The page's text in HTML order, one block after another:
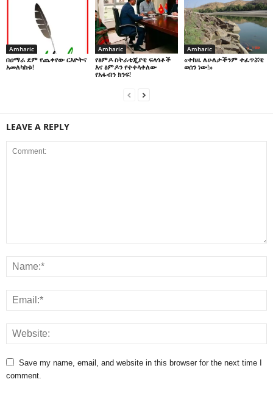
Amharic
በዐማራ ደም የጨቀየው ርእዮትና
አመለካከቱ!
Amharic
የፅምዶ ስትራቴጂያዊ ፍላጎቶች
እና ፅምዶን የተቀላቀለው
የአፋብን ክንፍ!
Amharic
«ተከዜ ለሁለታችንም ተፈጥሯዊ
ወሰን ነው!»
LEAVE A REPLY
Save my name, email, and website in this browser for the next time I
comment.